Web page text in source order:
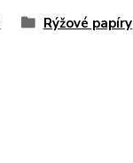
Rýžové papíry